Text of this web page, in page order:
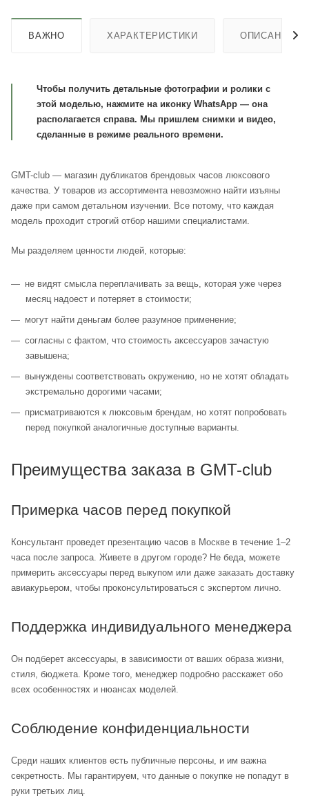
ВАЖНО ХАРАКТЕРИСТИКИ ОПИСАНИЕ
Чтобы получить детальные фотографии и ролики с
этой моделью, нажмите на иконку WhatsApp — она
располагается справа. Мы пришлем снимки и видео,
сделанные в режиме реального времени.
GMT-club — магазин дубликатов брендовых часов люксового
качества. У товаров из ассортимента невозможно найти изъяны
даже при самом детальном изучении. Все потому, что каждая
модель проходит строгий отбор нашими специалистами.
Мы разделяем ценности людей, которые:
не видят смысла переплачивать за вещь, которая уже через
месяц надоест и потеряет в стоимости;
могут найти деньгам более разумное применение;
согласны с фактом, что стоимость аксессуаров зачастую
завышена;
вынуждены соответствовать окружению, но не хотят обладать
экстремально дорогими часами;
присматриваются к люксовым брендам, но хотят попробовать
перед покупкой аналогичные доступные варианты.
Преимущества заказа в GMT-club
Примерка часов перед покупкой
Консультант проведет презентацию часов в Москве в течение 1–2
часа после запроса. Живете в другом городе? Не беда, можете
примерить аксессуары перед выкупом или даже заказать доставку
авиакурьером, чтобы проконсультироваться с экспертом лично.
Поддержка индивидуального менеджера
Он подберет аксессуары, в зависимости от ваших образа жизни,
стиля, бюджета. Кроме того, менеджер подробно расскажет обо
всех особенностях и нюансах моделей.
Соблюдение конфиденциальности
Среди наших клиентов есть публичные персоны, и им важна
секретность. Мы гарантируем, что данные о покупке не попадут в
руки третьих лиц.